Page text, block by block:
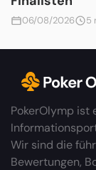
06/08/2026 5
PokerOlymp ist
Wir sind die
Bewertungen,